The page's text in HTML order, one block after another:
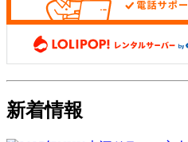
新着情報